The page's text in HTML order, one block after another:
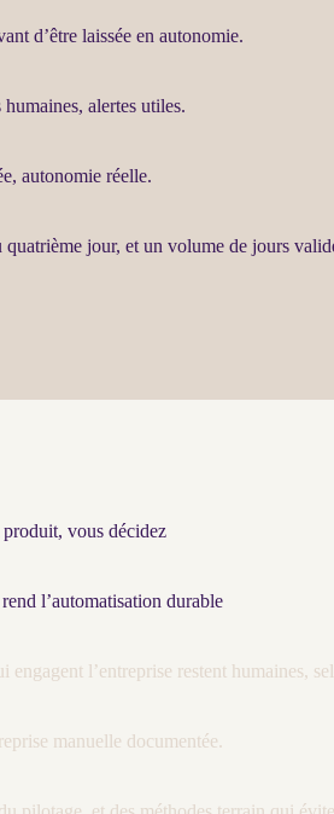
d’être laissée en autonomie.
alertes utiles.
autonomie réelle.
jour, et un volume de jours
vous décidez
l’automatisation durable
l’entreprise restent humaines,
manuelle documentée.